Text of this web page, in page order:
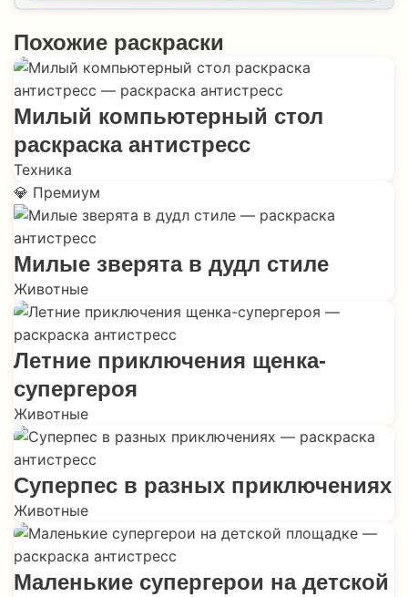
Похожие раскраски
Милый компьютерный стол
раскраска антистресс
Техника
💎 Премиум
Милые зверята в дудл стиле
Животные
Летние приключения щенка-
супергероя
Животные
Суперпес в разных приключениях
Животные
Маленькие супергерои на детской